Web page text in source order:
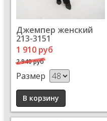
Джемпер женский
213-3151
1 910 руб
2 940 руб
Размер